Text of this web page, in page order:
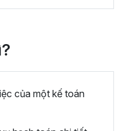
của một kế toán